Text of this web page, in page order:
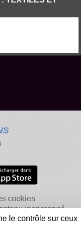
cookies
inapproprié
le contrôle sur ceux